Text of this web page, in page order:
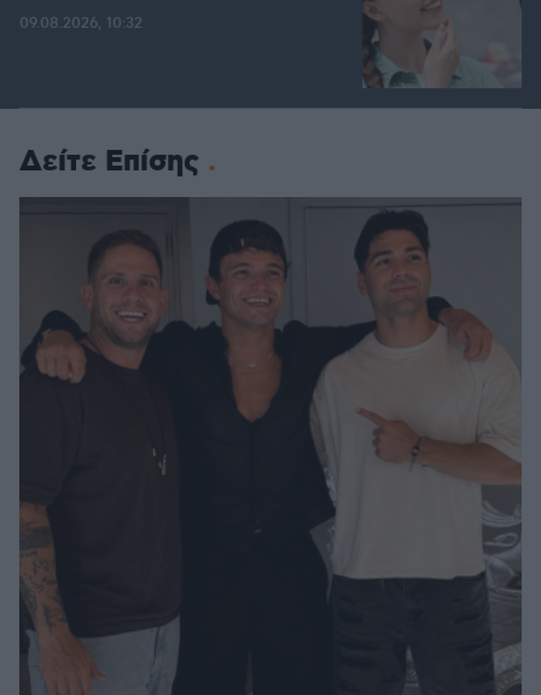
09.08.2026, 10:32
Δείτε Επίσης